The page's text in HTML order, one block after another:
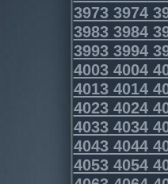
39733974
39833984
39933994
40034004
40134014
40234024
40334034
40434044
40534054